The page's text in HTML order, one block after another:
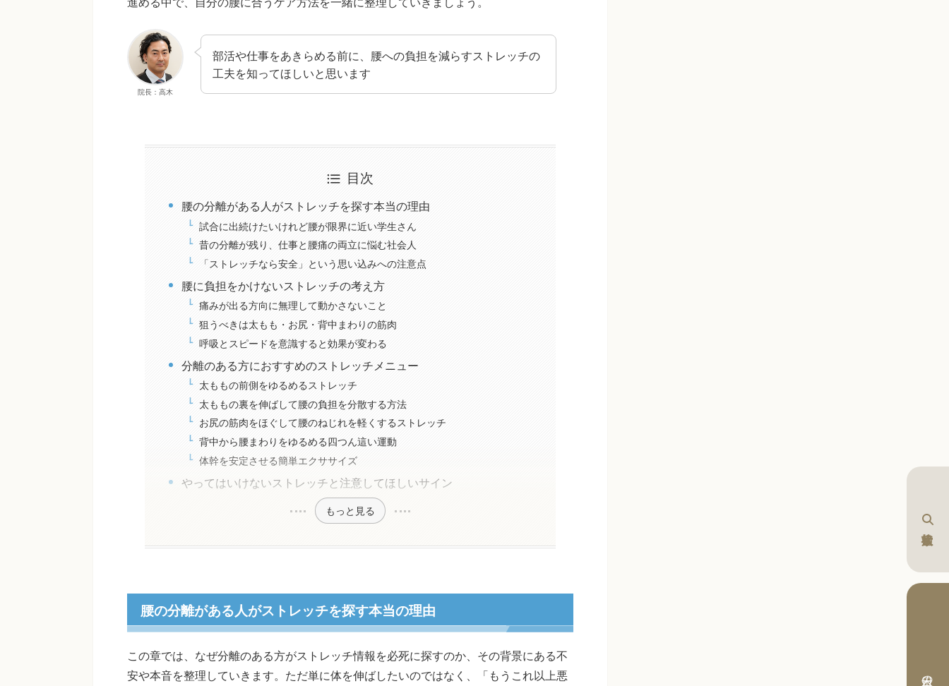
本日の予約状況
院長：高木
部活や仕事をあきらめる前に、腰への負担を減らすストレッチの
工夫を知ってほしいと思います
目次
腰の分離がある人がストレッチを探す本当の理由
試合に出続けたいけれど腰が限界に近い学生さん
昔の分離が残り、仕事と腰痛の両立に悩む社会人
「ストレッチなら安全」という思い込みへの注意点
腰に負担をかけないストレッチの考え方
痛みが出る方向に無理して動かさないこと
狙うべきは太もも・お尻・背中まわりの筋肉
呼吸とスピードを意識すると効果が変わる
分離のある方におすすめのストレッチメニュー
太ももの前側をゆるめるストレッチ
太ももの裏を伸ばして腰の負担を分散する方法
お尻の筋肉をほぐして腰のねじれを軽くするストレッチ
背中から腰まわりをゆるめる四つん這い運動
体幹を安定させる簡単エクササイズ
やってはいけないストレッチと注意してほしいサイン
もっと見る
腰の分離がある人がストレッチを探す本当の理由
この章では、なぜ分離のある方がストレッチ情報を必死に探すのか、その背景にある不
安や本音を整理していきます。ただ単に体を伸ばしたいのではなく、「もうこれ以上悪